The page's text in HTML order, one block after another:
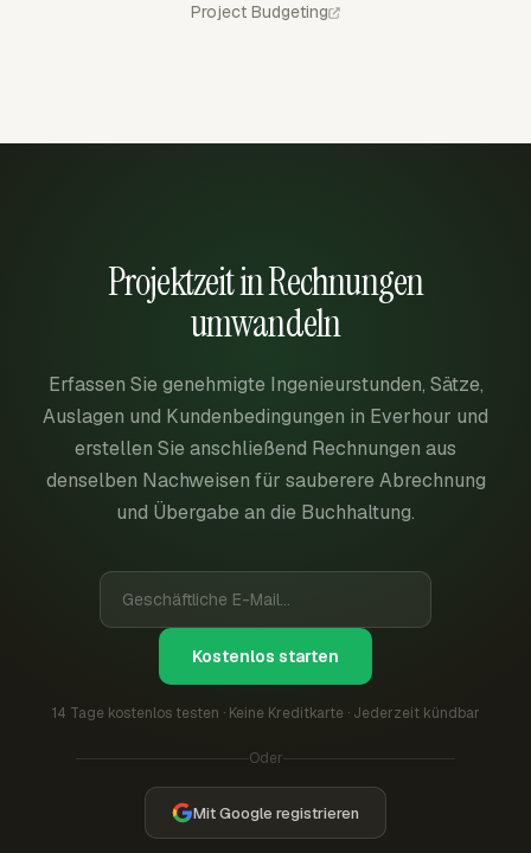
Project Budgeting
Projektzeit in Rechnungen
umwandeln
Erfassen Sie genehmigte Ingenieurstunden, Sätze,
Auslagen und Kundenbedingungen in Everhour und
erstellen Sie anschließend Rechnungen aus
denselben Nachweisen für sauberere Abrechnung
und Übergabe an die Buchhaltung.
Kostenlos starten
14 Tage kostenlos testen · Keine Kreditkarte · Jederzeit kündbar
Oder
Mit Google registrieren